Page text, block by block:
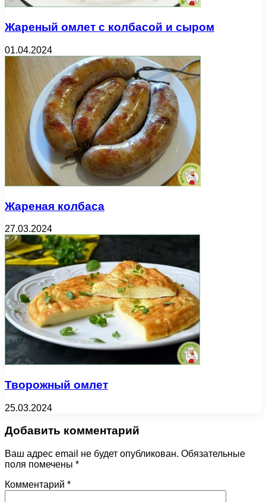
Жареный омлет с колбасой и сыром
01.04.2024
Жареная колбаса
27.03.2024
Творожный омлет
25.03.2024
Добавить комментарий
Ваш адрес email не будет опубликован. Обязательные
поля помечены *
Комментарий *